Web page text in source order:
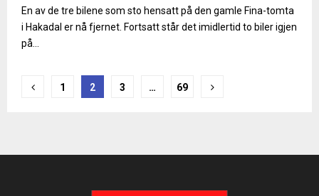
En av de tre bilene som sto hensatt på den gamle Fina-tomta
i Hakadal er nå fjernet. Fortsatt står det imidlertid to biler igjen
på...
Sidepaginering
1 2 3 … 69